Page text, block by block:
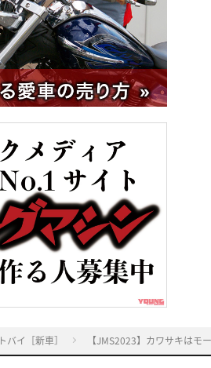
バイ［新車］ 【JMS2023】カワサキは